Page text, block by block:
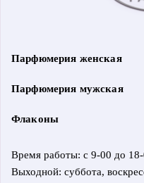
Парфюмерия женская
Парфюмерия мужская
Флаконы
Время работы: с 9-00 до
Выходной: суббота,